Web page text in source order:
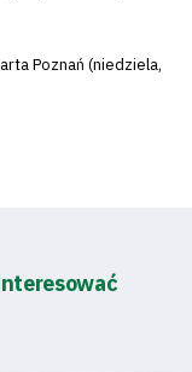
Poznań (niedziela,